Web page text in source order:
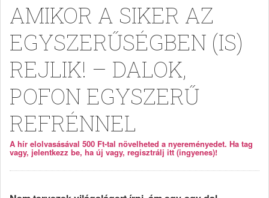
AMIKOR A SIKER AZ
EGYSZERŰSÉGBEN (IS)
REJLIK! – DALOK,
POFON EGYSZERŰ
REFRÉNNEL
A hír elolvasásával 500 Ft-tal növelheted a nyereményedet. Ha tag
vagy, jelentkezz be, ha új vagy, regisztrálj itt (ingyenes)!